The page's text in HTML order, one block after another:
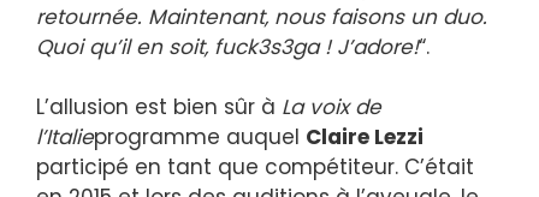
retournée. Maintenant, nous faisons un duo.
Quoi qu’il en soit, fuck3s3ga ! J’adore!“.
L’allusion est bien sûr à La voix de
l’Italieprogramme auquel Claire Lezzi
participé en tant que compétiteur. C’était